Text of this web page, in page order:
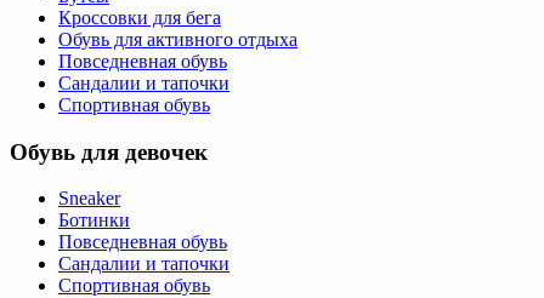
Кроссовки для бега
Обувь для активного отдыха
Повседневная обувь
Сандалии и тапочки
Спортивная обувь
Обувь для девочек
Sneaker
Ботинки
Повседневная обувь
Сандалии и тапочки
Спортивная обувь